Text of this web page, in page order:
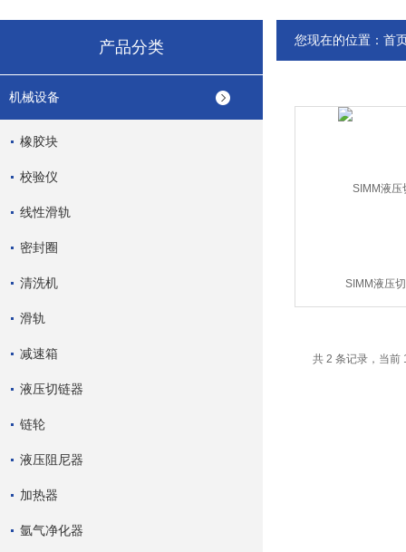
产品分类
机械设备
橡胶块
校验仪
线性滑轨
密封圈
清洗机
滑轨
减速箱
液压切链器
链轮
液压阻尼器
加热器
氩气净化器
您现在的位置： 首
SIMM液压
共 2 条记录，当